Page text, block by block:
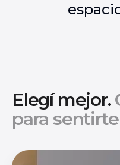
Elegí mejor.
para